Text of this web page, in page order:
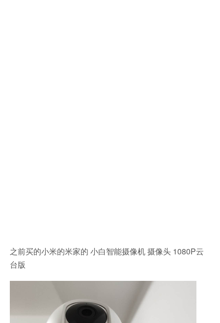
之前买的小米的米家的 小白智能摄像机 摄像头 1080P云
台版